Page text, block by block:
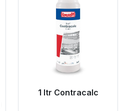
1 ltr Contracalc